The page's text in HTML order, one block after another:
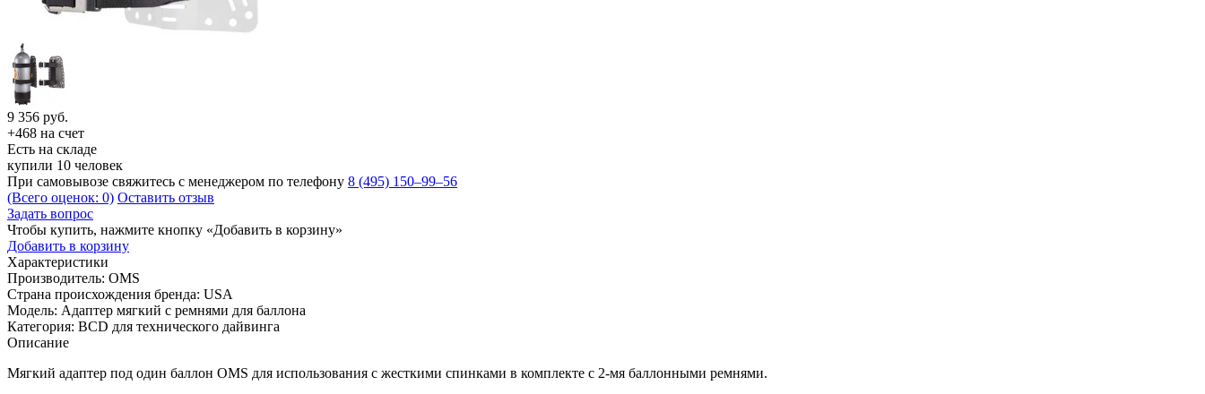
9 356 руб.
+468 на счет
Есть на складе
купили 10 человек
При самовывозе свяжитесь с менеджером по телефону 8 (495) 150–99–56
(Всего оценок: 0) Оставить отзыв
Задать вопрос
Чтобы купить, нажмите кнопку «Добавить в корзину»
Добавить в корзину
Характеристики
Производитель: OMS
Страна происхождения бренда: USA
Модель: Адаптер мягкий с ремнями для баллона
Категория: BCD для технического дайвинга
Описание
Мягкий адаптер под один баллон OMS для использования с жесткими спинками в комплекте с 2-мя баллонными ремнями.